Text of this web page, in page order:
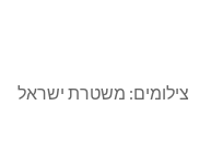
צילומים: משטרת ישראל